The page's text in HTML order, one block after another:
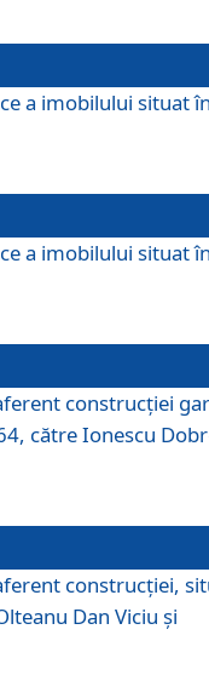
a imobilului situat
a imobilului situat
construcției
către Ionescu
construcției,
Dan Viciu și